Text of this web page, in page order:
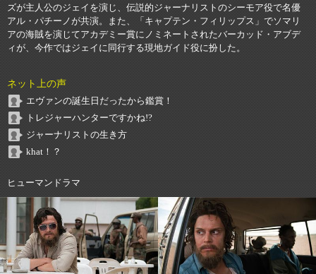
ズが主人公のジェイを演じ、伝説的ジャーナリストのシーモア役で名優
アル・パチーノが共演。また、「キャプテン・フィリップス」でソマリ
アの海賊を演じてアカデミー賞にノミネートされたバーカッド・アブデ
ィが、今作ではジェイに同行する現地ガイド役に扮した。
ネット上の声
エヴァンの誕生日だったから鑑賞！
トレジャーハンターですかね!?
ジャーナリストの生き方
khat！？
ヒューマンドラマ